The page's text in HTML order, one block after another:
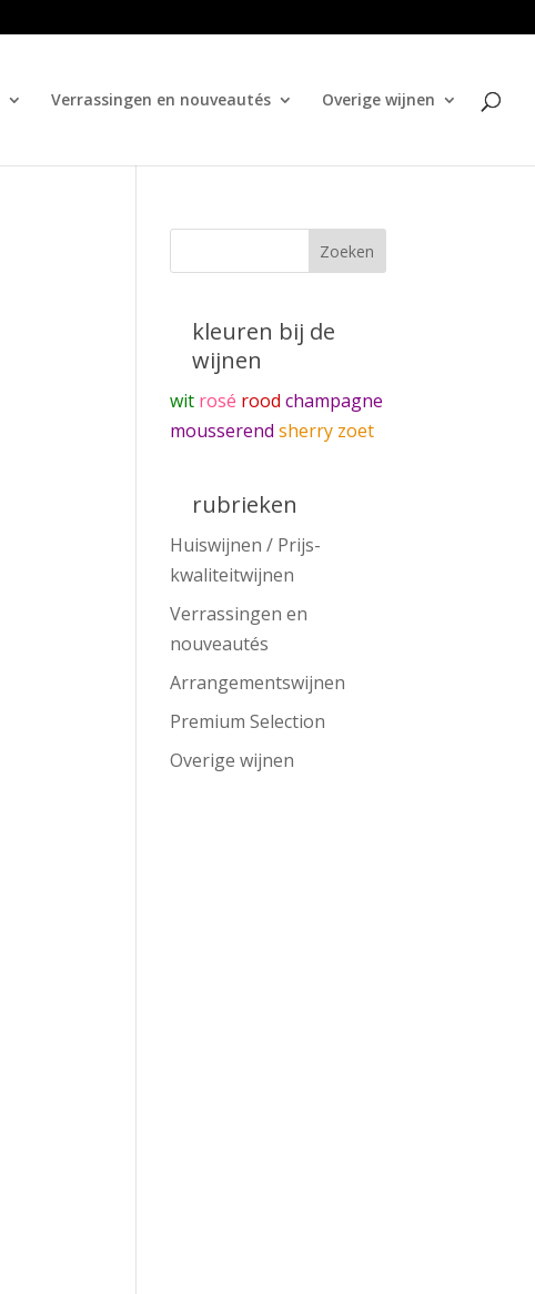
Verrassingen en nouveautés Overige wijnen
kleuren bij de
wijnen
wit rosé rood champagne
mousserend sherry zoet
rubrieken
Huiswijnen / Prijs-
kwaliteitwijnen
Verrassingen en
nouveautés
Arrangementswijnen
Premium Selection
Overige wijnen